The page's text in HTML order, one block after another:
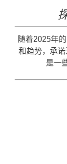
随着2025年
和趋势，承
是一